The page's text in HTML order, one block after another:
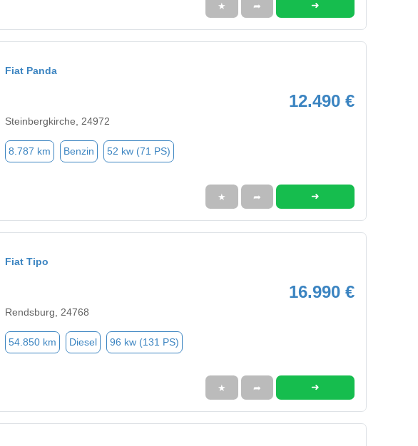
★ ➦ ➜
Fiat Panda
12.490 €
Steinbergkirche, 24972
8.787 km Benzin 52 kw (71 PS)
★ ➦ ➜
Fiat Tipo
16.990 €
Rendsburg, 24768
54.850 km Diesel 96 kw (131 PS)
★ ➦ ➜